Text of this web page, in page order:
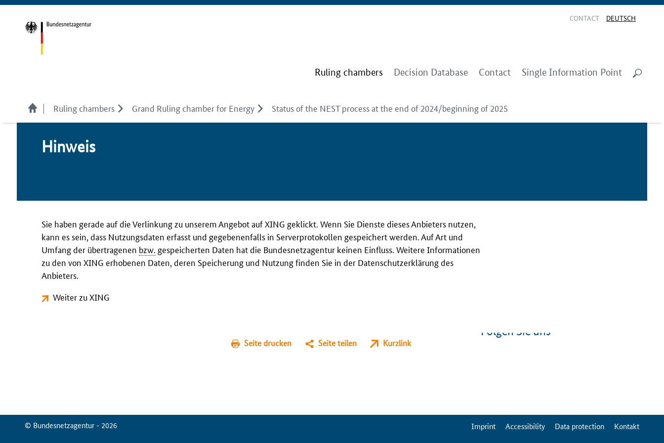
CONTACT DEUTSCH
Ruling chambers Decision Database Contact Single Information Point
Ruling chambers Grand Ruling chamber for Energy Status of the NEST process at the end of 2024/beginning of 2025
Hin­weis
Sie haben gerade auf die Verlinkung zu unserem Angebot auf XING geklickt. Wenn Sie Dienste dieses Anbieters nutzen,
kann es sein, dass Nutzungsdaten erfasst und gegebenenfalls in Serverprotokollen gespeichert werden. Auf Art und
Umfang der übertragenen bzw. gespeicherten Daten hat die Bundesnetzagentur keinen Einfluss. Weitere Informationen
zu den von XING erhobenen Daten, deren Speicherung und Nutzung finden Sie in der Datenschutzerklärung des
Anbieters.
Weiter zu XING
Seite drucken Seite teilen Kurzlink
Folgen Sie uns
© Bundesnetzagentur - 2026 ServiceMenuImprint Accessibility Data protection Kontakt